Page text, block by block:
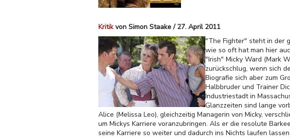
Kritikvon Simon Staake / 27. April 2011
"The Fighter" steht in der
wie so oft hat man hier
"Irish" Micky Ward (Mark
zurückschlug, wenn sich
Biografie sich aber zum
Halbbruder und Trainer
Industriestadt in
Glanzzeiten sind lange
Alice (Melissa Leo), gleichzeitig Managerin von Micky,
um Mickys Karriere voranzubringen. Als er die resolute
seine Karriere so weiter und dadurch ins Nichts laufen